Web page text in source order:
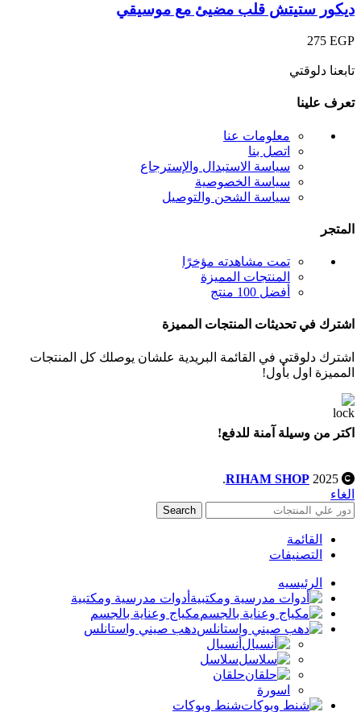
ديكور ستيتش قلب مضيئ مع موسيقي
275 EGP
تابعنا دلوقتي
تعرف علينا
معلومات عنا
اتصل بنا
سياسة الاستبدال والإسترجاع
سياسة الخصوصية
سياسة الشحن والتوصيل
المتجر
تمت مشاهدته مؤخرًا
المنتجات المميزة
أفضل 100 منتج
اشترك في تحديثات المنتجات المميزة
اشترك دلوقتي في القائمة البريدية علشان يوصلك كل المنتجات
المميزة اول بأول!
اكتر من وسيلة آمنة للدفع!
RIHAM SHOP
.
الغاء
Search
القائمة
التصنيفات
الرئيسيه
أدوات مدرسية ومكتبية
مكياج وعناية بالجسم
دهب صيني واستانلس
أنسيال
سلاسل
حلقان
اسورة
شنط وبوكات